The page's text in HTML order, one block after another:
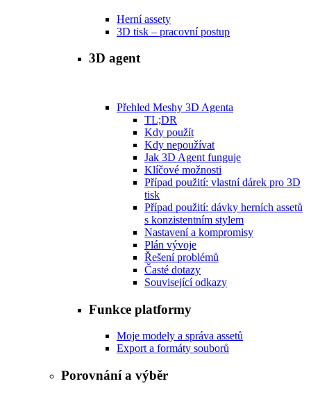
Herní assety
3D tisk – pracovní postup
3D agent
Přehled Meshy 3D Agenta
TL;DR
Kdy použít
Kdy nepoužívat
Jak 3D Agent funguje
Klíčové možnosti
Případ použití: vlastní dárek pro 3D
tisk
Případ použití: dávky herních assetů
s konzistentním stylem
Nastavení a kompromisy
Plán vývoje
Řešení problémů
Časté dotazy
Související odkazy
Funkce platformy
Moje modely a správa assetů
Export a formáty souborů
Porovnání a výběr